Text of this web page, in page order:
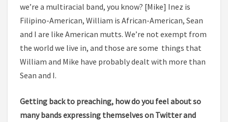
we’re a multiracial band, you know? [Mike] Inez is
Filipino-American, William is African-American, Sean
and I are like American mutts. We’re not exempt from
the world we live in, and those are some things that
William and Mike have probably dealt with more than
Sean and I.
Getting back to preaching, how do you feel about so
many bands expressing themselves on Twitter and